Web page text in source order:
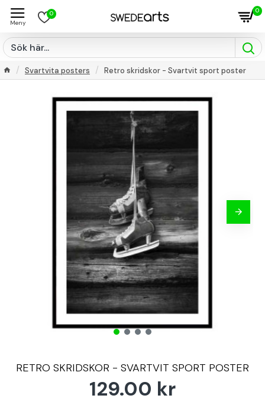
0 0
Svartvita posters Retro skridskor - Svartvit sport poster
RETRO SKRIDSKOR - SVARTVIT SPORT POSTER
129.00 kr